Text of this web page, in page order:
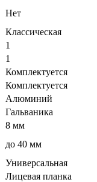
Нет
Классическая
1
1
Комплектуется
Комплектуется
Алюминий
Гальваника
8 мм
до 40 мм
Универсальная
Лицевая планка